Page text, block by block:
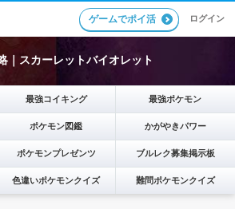
ゲームでポイ活 ログイン
｜スカーレットバイオレット
最強コイキング 最強ポケモン
ポケモン図鑑 かがやきパワー
ポケモンプレゼンツ ブルレク募集掲示板
色違いポケモンクイズ 難問ポケモンクイズ